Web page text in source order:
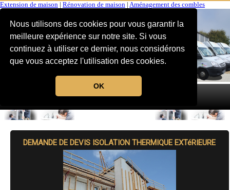
Nous utilisons des cookies pour vous garantir la
meilleure expérience sur notre site. Si vous
continuez à utiliser ce dernier, nous considérons
que vous acceptez l'utilisation des cookies.
OK
Extension de maison Rénovation de maison Aménagement des combles
MENU
DEMANDE DE DEVIS ISOLATION THERMIQUE EXTéRIEURE